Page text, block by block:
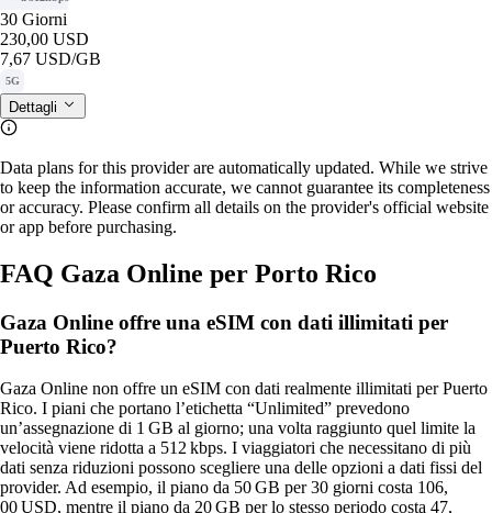
30 Giorni
230,00 USD
7,67 USD/GB
5G
Dettagli
Data plans for this provider are automatically updated. While we strive
to keep the information accurate, we cannot guarantee its completeness
or accuracy. Please confirm all details on the provider's official website
or app before purchasing.
FAQ Gaza Online per Porto Rico
Gaza Online offre una eSIM con dati illimitati per
Puerto Rico?
Gaza Online non offre un eSIM con dati realmente illimitati per Puerto
Rico. I piani che portano l’etichetta “Unlimited” prevedono
un’assegnazione di 1 GB al giorno; una volta raggiunto quel limite la
velocità viene ridotta a 512 kbps. I viaggiatori che necessitano di più
dati senza riduzioni possono scegliere una delle opzioni a dati fissi del
provider. Ad esempio, il piano da 50 GB per 30 giorni costa 106,
00 USD, mentre il piano da 20 GB per lo stesso periodo costa 47,